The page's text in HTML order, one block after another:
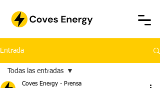
Entrada
Todas las entradas
Coves Energy - Prensa